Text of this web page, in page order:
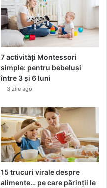
7 activități Montessori
simple: pentru bebeluși
între 3 și 6 luni
3 zile ago
15 trucuri virale despre
alimente… pe care părinții le